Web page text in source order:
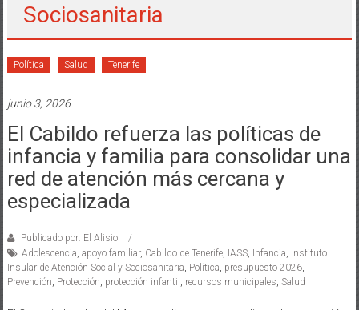
Sociosanitaria
Política Salud Tenerife
junio 3, 2026
El Cabildo refuerza las políticas de
infancia y familia para consolidar una
red de atención más cercana y
especializada
Publicado por: El Alisio
Adolescencia, apoyo familiar, Cabildo de Tenerife, IASS, Infancia, Instituto
Insular de Atención Social y Sociosanitaria, Política, presupuesto 2026,
Prevención, Protección, protección infantil , recursos municipales, Salud